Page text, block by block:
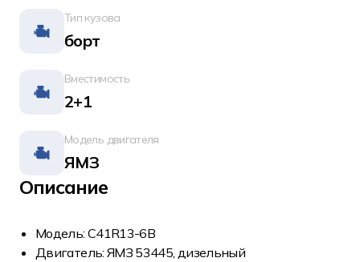
Тип кузова
борт
Вместимость
2+1
Модель двигателя
ЯМЗ
Описание
Модель: С41R13-6В
Двигатель: ЯМЗ 53445, дизельный